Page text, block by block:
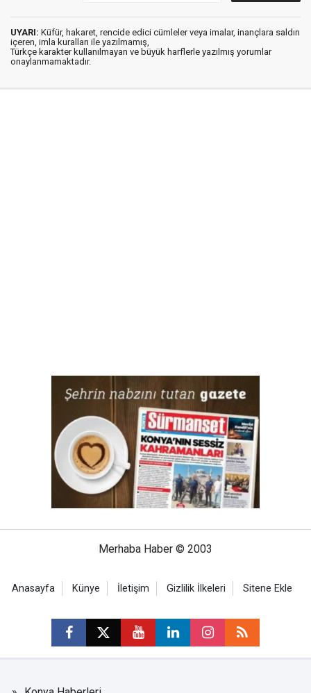
UYARI: Küfür, hakaret, rencide edici cümleler veya imalar, inançlara saldırı
içeren, imla kuralları ile yazılmamış,
Türkçe karakter kullanılmayan ve büyük harflerle yazılmış yorumlar
onaylanmamaktadır.
Merhaba Haber © 2003
Anasayfa Künye İletişim Gizlilik İlkeleri Sitene Ekle